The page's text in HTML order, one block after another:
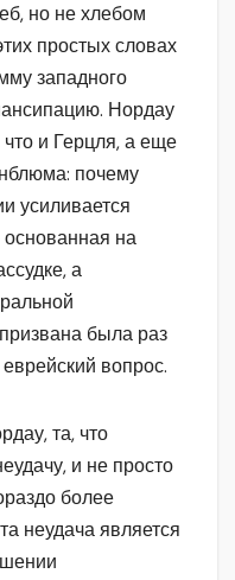
но не хлебом
простых словах
западного
Нордау
и Герцля, а еще
почему
усиливается
на
а
была раз
вопрос.
та, что
и не просто
более
неудача является